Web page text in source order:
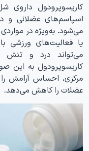
کاریسوپرودول داروی
اسپاسم‌های عضلانی و
می‌شود. به‌ویژه در
یا فعالیت‌های ورزشی
می‌تواند درد و تنش
کاریسوپرودول به این
مرکزی، احساس آرامش
عضلات را کاهش می‌دهد.